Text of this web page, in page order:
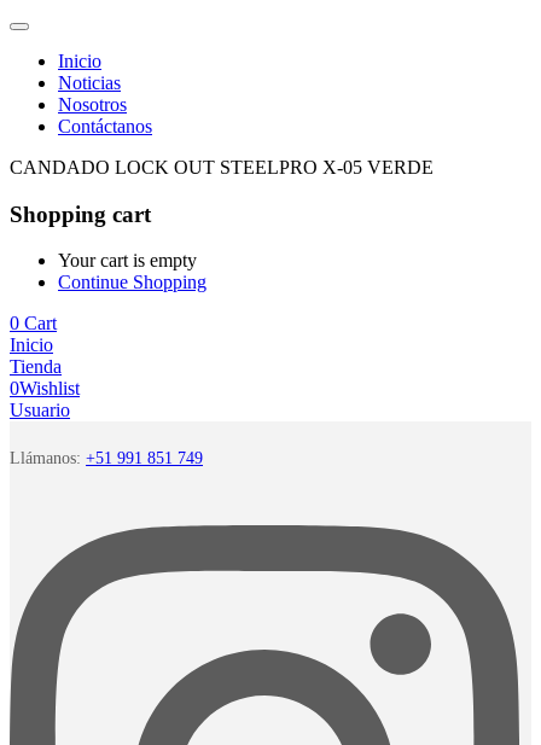
Inicio
Noticias
Nosotros
Contáctanos
CANDADO LOCK OUT STEELPRO X-05 VERDE
Shopping cart
Your cart is empty
Continue Shopping
0 Cart
Inicio
Tienda
0Wishlist
Usuario
Llámanos: +51 991 851 749